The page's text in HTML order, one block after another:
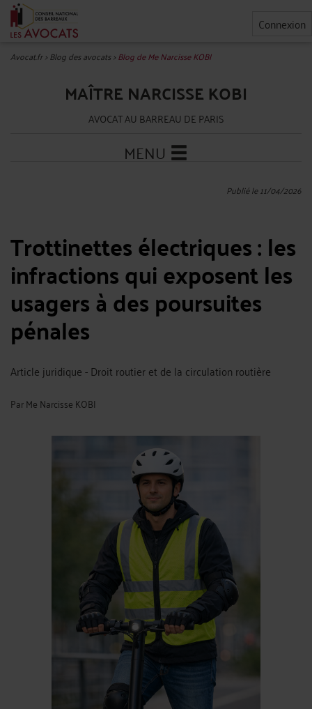
Connexion
Avocat.fr>Blog des avocats>Blog de Me Narcisse KOBI
MAÎTRE NARCISSE KOBI
AVOCAT AU BARREAU DE PARIS
MENU
Publié le 11/04/2026
Trottinettes électriques : les
infractions qui exposent les
usagers à des poursuites
pénales
Article juridique - Droit routier et de la circulation routière
ParMe Narcisse KOBI